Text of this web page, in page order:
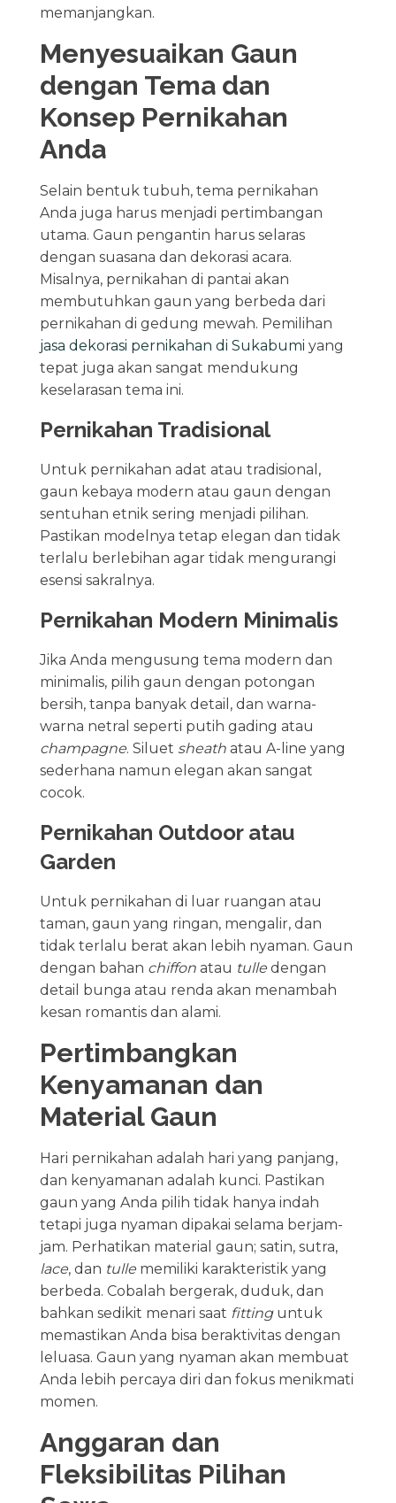
memanjangkan.
Menyesuaikan Gaun
dengan Tema dan
Konsep Pernikahan
Anda
Selain bentuk tubuh, tema pernikahan
Anda juga harus menjadi pertimbangan
utama. Gaun pengantin harus selaras
dengan suasana dan dekorasi acara.
Misalnya, pernikahan di pantai akan
membutuhkan gaun yang berbeda dari
pernikahan di gedung mewah. Pemilihan
jasa dekorasi pernikahan di Sukabumi yang
tepat juga akan sangat mendukung
keselarasan tema ini.
Pernikahan Tradisional
Untuk pernikahan adat atau tradisional,
gaun kebaya modern atau gaun dengan
sentuhan etnik sering menjadi pilihan.
Pastikan modelnya tetap elegan dan tidak
terlalu berlebihan agar tidak mengurangi
esensi sakralnya.
Pernikahan Modern Minimalis
Jika Anda mengusung tema modern dan
minimalis, pilih gaun dengan potongan
bersih, tanpa banyak detail, dan warna-
warna netral seperti putih gading atau
champagne. Siluet sheathatau A-line yang
sederhana namun elegan akan sangat
cocok.
Pernikahan Outdoor atau
Garden
Untuk pernikahan di luar ruangan atau
taman, gaun yang ringan, mengalir, dan
tidak terlalu berat akan lebih nyaman. Gaun
dengan bahan chiffonatau tulledengan
detail bunga atau renda akan menambah
kesan romantis dan alami.
Pertimbangkan
Kenyamanan dan
Material Gaun
Hari pernikahan adalah hari yang panjang,
dan kenyamanan adalah kunci. Pastikan
gaun yang Anda pilih tidak hanya indah
tetapi juga nyaman dipakai selama berjam-
jam. Perhatikan material gaun; satin, sutra,
lace, dan tullememiliki karakteristik yang
berbeda. Cobalah bergerak, duduk, dan
bahkan sedikit menari saat fittinguntuk
memastikan Anda bisa beraktivitas dengan
leluasa. Gaun yang nyaman akan membuat
Anda lebih percaya diri dan fokus menikmati
momen.
Anggaran dan
Fleksibilitas Pilihan